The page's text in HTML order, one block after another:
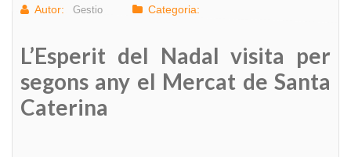
Autor: Gestio Categoria:
L’Esperit del Nadal visita per
segons any el Mercat de Santa
Caterina